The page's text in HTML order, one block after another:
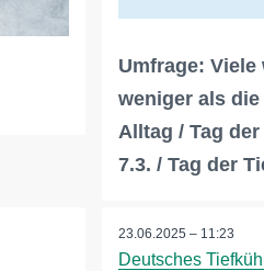
Umfrage:
weniger als
Alltag / Tag
7.3. / Tag der
23.06.2025 – 11:23
Deutsches